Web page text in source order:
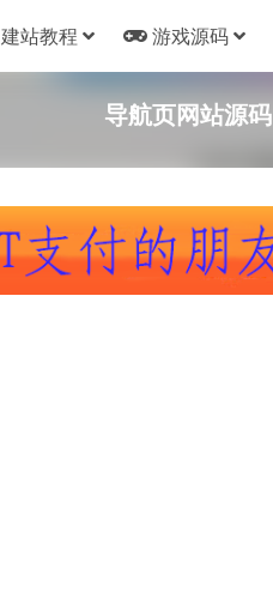
建站教程 游戏源码
导航页网站源码